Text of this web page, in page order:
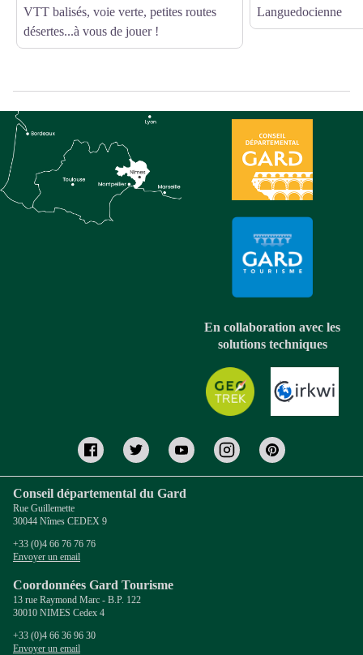
VTT balisés, voie verte, petites routes
désertes...à vous de jouer !
Languedocienne
En collaboration avec les
solutions techniques
Conseil départemental du Gard
Rue Guillemette
30044 Nîmes CEDEX 9
+33 (0)4 66 76 76 76
Envoyer un email
Coordonnées Gard Tourisme
13 rue Raymond Marc - B.P. 122
30010 NIMES Cedex 4
+33 (0)4 66 36 96 30
Envoyer un email